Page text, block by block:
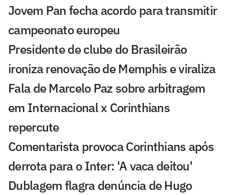
Jovem Pan fecha acordo para transmitir
campeonato europeu
Presidente de clube do Brasileirão
ironiza renovação de Memphis e viraliza
Fala de Marcelo Paz sobre arbitragem
em Internacional x Corinthians
repercute
Comentarista provoca Corinthians após
derrota para o Inter: 'A vaca deitou'
Dublagem flagra denúncia de Hugo